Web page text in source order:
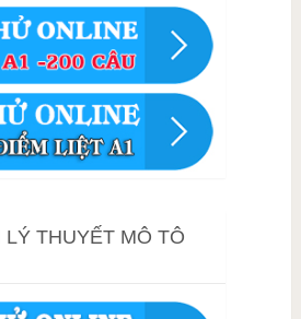
THUYẾT MÔ TÔ